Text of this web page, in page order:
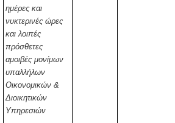
ημέρες και
νυκτερινές ώρες
και λοιπές
πρόσθετες
αμοιβές μονίμων
υπαλλήλων
Οικονομικών &
Διοικητικών
Υπηρεσιών